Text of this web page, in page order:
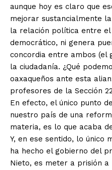
aunque hoy es claro que
mejorar sustancialmente
la relación política entre
democrático, ni genera
concordia entre ambos (el
la ciudadanía. ¿Qué
oaxaqueños ante esta
profesores de la Sección
En efecto, el único punto
nuestro país de una
materia, es lo que acaba
Y, en ese sentido, lo único
ha hecho el gobierno del
Nieto, es meter a prisión